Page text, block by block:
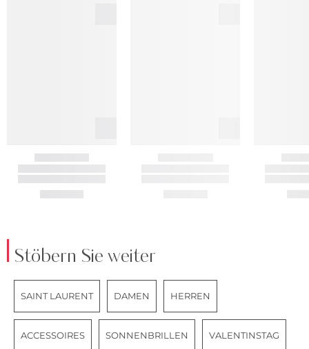
Stöbern Sie weiter
SAINT LAURENT DAMEN HERREN
ACCESSOIRES SONNENBRILLEN VALENTINSTAG